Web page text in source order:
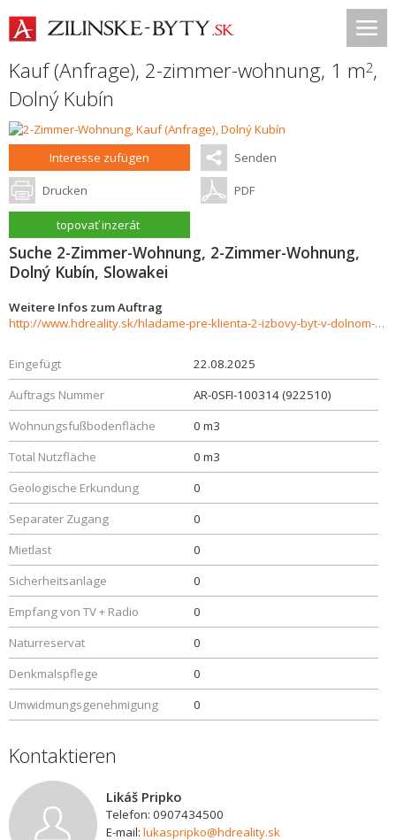
Kauf (Anfrage), 2-zimmer-wohnung, 1 m2,
Dolný Kubín
Interesse zufügen Senden
Drucken PDF
topovať inzerát
Suche 2-Zimmer-Wohnung, 2-Zimmer-Wohnung,
Dolný Kubín, Slowakei
Weitere Infos zum Auftrag
http://www.hdreality.sk/hladame-pre-klienta-2-izbovy-byt-v-dolnom-kubine-sidlisko-brezovec-926885
Eingefügt
22.08.2025
Auftrags Nummer
AR-0SFI-100314 (922510)
Wohnungsfußbodenfläche
0 m3
Total Nutzfläche
0 m3
Geologische Erkundung
0
Separater Zugang
0
Mietlast
0
Sicherheitsanlage
0
Empfang von TV + Radio
0
Naturreservat
0
Denkmalspflege
0
Umwidmungsgenehmigung
0
Kontaktieren
Likáš Pripko
Telefon: 0907434500
E-mail: lukaspripko@hdreality.sk